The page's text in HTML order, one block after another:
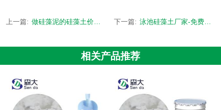
上一篇: 做硅藻泥的硅藻土价格-超细超白,高品质[森大硅藻土] 下一篇: 泳池硅藻土厂家-免费取样试用 质量保证[森大硅藻土]
相关产品推荐